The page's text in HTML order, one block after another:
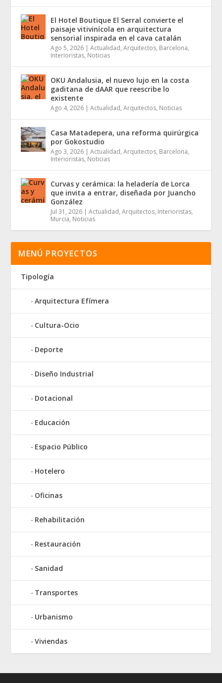
El Hotel Boutique El Serral convierte el
paisaje vitivinícola en arquitectura
sensorial inspirada en el cava catalán
Ago 5, 2026 |Actualidad,Arquitectos, Barcelona,
Interioristas, Noticias
OKU Andalusia, el nuevo lujo en la costa
gaditana de dAAR que reescribe lo
existente
Ago 4, 2026 |Actualidad,Arquitectos, Noticias
Casa Matadepera, una reforma quirúrgica
por Gokostudio
Ago 3, 2026 |Actualidad,Arquitectos, Barcelona,
Interioristas, Noticias
Curvas y cerámica: la heladería de Lorca
que invita a entrar, diseñada por Juancho
González
Jul 31, 2026 |Actualidad,Arquitectos, Interioristas,
Murcia, Noticias
MENÚ PROYECTOS
Tipología
Arquitectura Efímera
Cultura-Ocio
Deporte
Diseño Industrial
Dotacional
Educación
Espacio Público
Hotelero
Oficinas
Rehabilitación
Restauración
Sanidad
Transportes
Urbanismo
Viviendas